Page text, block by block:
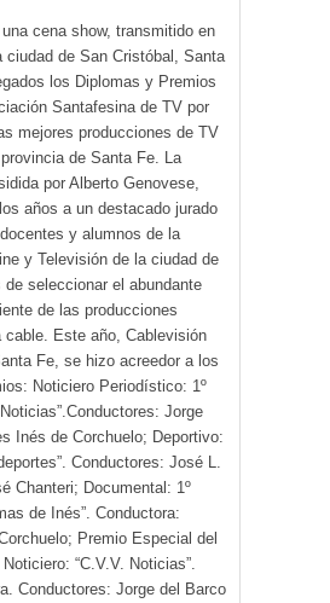
cena show, transmitido en
ciudad de San Cristóbal, Santa
los Diplomas y Premios
Santafesina de TV por
mejores producciones de TV
de Santa Fe. La
por Alberto Genovese,
años a un destacado jurado
y alumnos de la
y Televisión de la ciudad de
de seleccionar el abundante
de las producciones
cable. Este año, Cablevisión
Fe, se hizo acreedor a los
Noticiero Periodístico: 1º
Jorge
Inés de Corchuelo; Deportivo:
Conductores: José L.
Chanteri; Documental: 1º
de Inés”. Conductora:
Premio Especial del
“C.V.V. Noticias”.
Conductores: Jorge del Barco